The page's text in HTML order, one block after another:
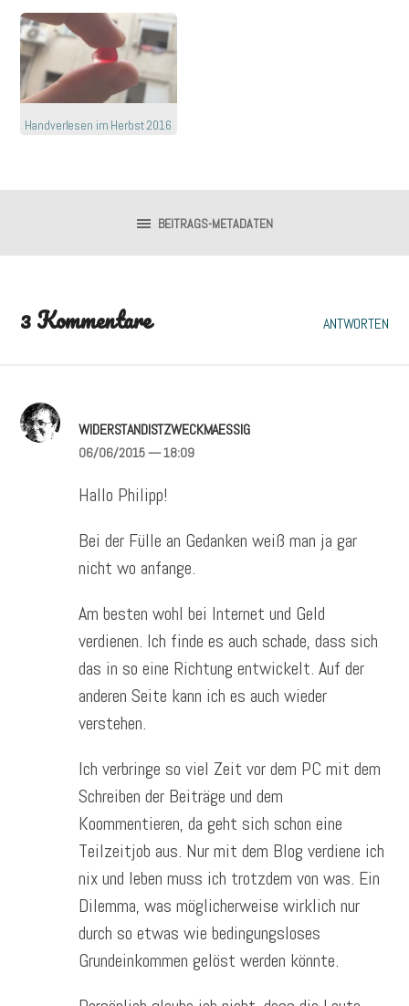
Handverlesen im Herbst 2016
BEITRAGS-METADATEN
3 Kommentare ANTWORTEN
WIDERSTANDISTZWECKMAESSIG
06/06/2015— 18:09
Hallo Philipp!
Bei der Fülle an Gedanken weiß man ja gar
nicht wo anfange.
Am besten wohl bei Internet und Geld
verdienen. Ich finde es auch schade, dass sich
das in so eine Richtung entwickelt. Auf der
anderen Seite kann ich es auch wieder
verstehen.
Ich verbringe so viel Zeit vor dem PC mit dem
Schreiben der Beiträge und dem
Koommentieren, da geht sich schon eine
Teilzeitjob aus. Nur mit dem Blog verdiene ich
nix und leben muss ich trotzdem von was. Ein
Dilemma, was möglicherweise wirklich nur
durch so etwas wie bedingungsloses
Grundeinkommen gelöst werden könnte.